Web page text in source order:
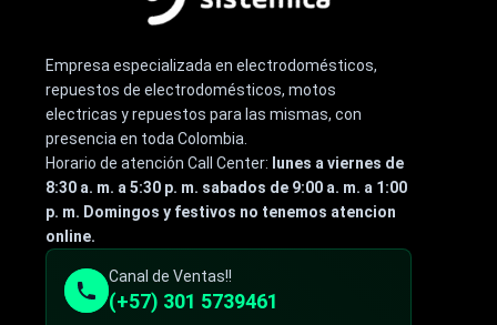
Empresa especializada en electrodomésticos,
repuestos de electrodomésticos, motos
electricas y repuestos para las mismas, con
presencia en toda Colombia.
Horario de atención Call Center: lunes a viernes de
8:30 a. m. a 5:30 p. m. sabados de 9:00 a. m. a 1:00
p. m. Domingos y festivos no tenemos atencion
online.
Canal de Ventas!!
(+57) 301 5739461